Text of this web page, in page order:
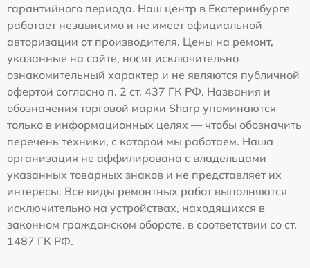
гарантийного периода. Наш центр в Екатеринбурге
работает независимо и не имеет официальной
авторизации от производителя. Цены на ремонт,
указанные на сайте, носят исключительно
ознакомительный характер и не являются публичной
офертой согласно п. 2 ст. 437 ГК РФ. Названия и
обозначения торговой марки Sharp упоминаются
только в информационных целях — чтобы обозначить
перечень техники, с которой мы работаем. Наша
организация не аффилирована с владельцами
указанных товарных знаков и не представляет их
интересы. Все виды ремонтных работ выполняются
исключительно на устройствах, находящихся в
законном гражданском обороте, в соответствии со ст.
1487 ГК РФ.